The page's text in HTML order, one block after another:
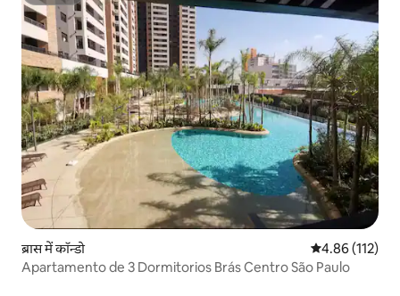
ब्रास में कॉन्डो औसत रेटिंग 5 में से
4.86 (112)
Apartamento de 3 Dormitorios Brás Centro São Paulo